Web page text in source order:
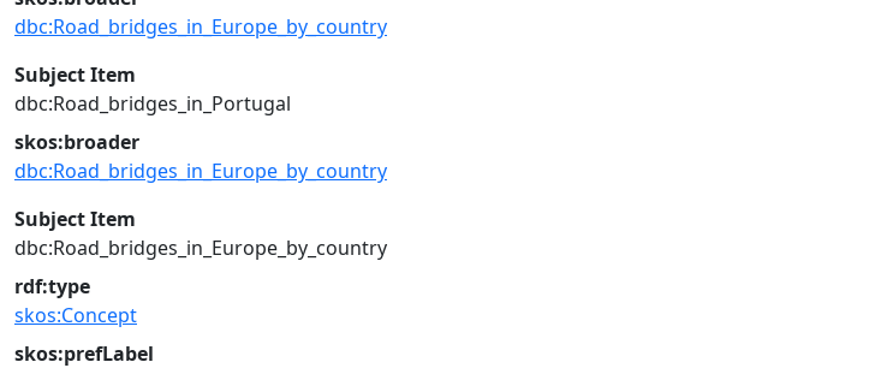
dbc:Road_bridges_in_Europe_by_country
Subject Item
dbc:Road_bridges_in_Portugal
skos:broader
dbc:Road_bridges_in_Europe_by_country
Subject Item
dbc:Road_bridges_in_Europe_by_country
rdf:type
skos:Concept
skos:prefLabel